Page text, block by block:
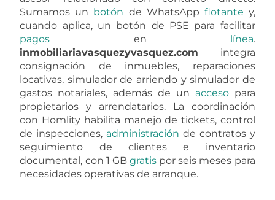
Sumamos un botón de WhatsApp flotante y,
cuando aplica, un botón de PSE para facilitar
pagos en línea.
inmobiliariavasquezyvasquez.com integra
consignación de inmuebles, reparaciones
locativas, simulador de arriendo y simulador de
gastos notariales, además de un accesopara
propietarios y arrendatarios. La coordinación
con Homlity habilita manejo de tickets, control
de inspecciones, administración de contratos y
seguimiento de clientes e inventario
documental, con 1 GB gratis por seis meses para
necesidades operativas de arranque.